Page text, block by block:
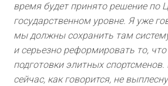
время будет принято решение по
государственном уровне. Я уже
мы должны сохранить там
и серьезно реформировать то, что
подготовки элитных
сейчас, как говорится, не